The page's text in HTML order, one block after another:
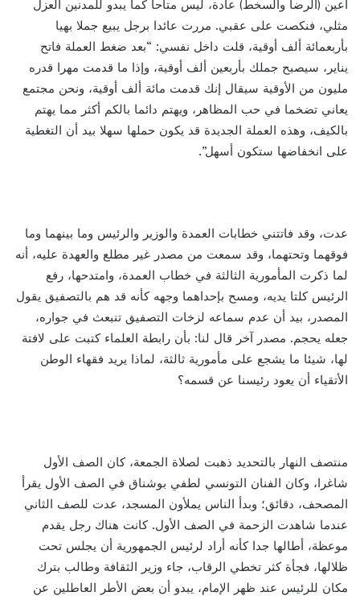
أعين (الرضا والسخط) عادة، ليس متاحا كما يبدو للمدنين العزل
مثلي، فنكصت على عقبي. مررت عائدا برجل يبيع جملا بهيا
بأربعمائة ألف أوقية، قلت داخل نفسي: “بعد ضغط العملة فاتح
يناير، سيصبح جملك بأربعين ألف أوقية، وإذا ما قدمت مهرا قدره
مليون من الأوقية سيقال إنك قدمت مائة ألف أوقية، ونحن مجتمع
يعاني تضخما في حب المظاهر، ويهتم دائما بالكم أكثر مما يهتم
بالكيف، وهذه العملة الجديدة قد يكون حملها سهلا بيد أن التغطية
على انخفاضها ستكون أسهل”.
عدت، وقد فاتتني خطابات العمدة والوزير والرئيس وما بينهما وما
فوقهما وتحتهما، وقد سمعت من مصدر غير مطلع والعهدة عليه، أنه
لما ذكرت المأمورية الثالثة في خطاب العمدة، وامتدحها، رفع
الرئيس كلتا يديه، ومسح بإحداهما وجهه كأنه قد هم بالتصفيق يقول
المصدر، بيد أن عدم سماعه لزخات التصفيق تنبعث في جواره،
جعله يحجم. مصدر آخر قال لنا: بأن رابطة العلماء كتبت على لافتة
لها، شيئا ما يشجع على مأمورية ثالثة، لماذا يريد فقهاء الوطن
الأتقياء أن يعود رئيسنا عن قسمه؟
منتصف النهار بالتحديد ذهبت لصلاة الجمعة، كان الصف الأول
شاغرا، وكان الفنان التونسي لطفي بوشناق في الصف الأول يقرأ
المصحف، دقائق؛ وبدأ الناس يملأون المسجد، عدت للصف الثاني
عندما شاهدت الزحمة في الصف الأول. كانت هناك رجل يقدم
موعظة، أطالها جدا كأنه أراد لرئيس الجمهورية أن يجلس تحت
ظلالها، فجأة كثر تخطي الرقاب، جاء وزير الثقافة وطالب بترك
مكان للرئيس عند ظهر الإمام، يبدو أن بعض الأطر العاطلين عن